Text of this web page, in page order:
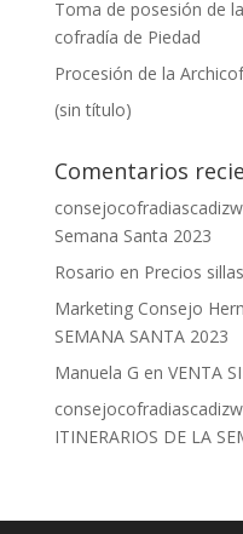
Toma de posesión de
cofradía de Piedad
Procesión de la
(sin título)
Comentarios
Semana Santa 2023
Rosario en Precios
Marketing Consejo
SEMANA SANTA 2023
Manuela G en VENTA
ITINERARIOS DE LA